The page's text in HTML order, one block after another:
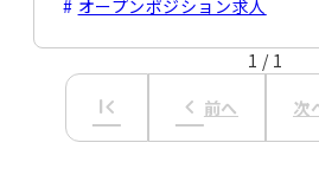
オープンポジション求人
1 / 1
first_page keyboard_arrow_left 前へ 次